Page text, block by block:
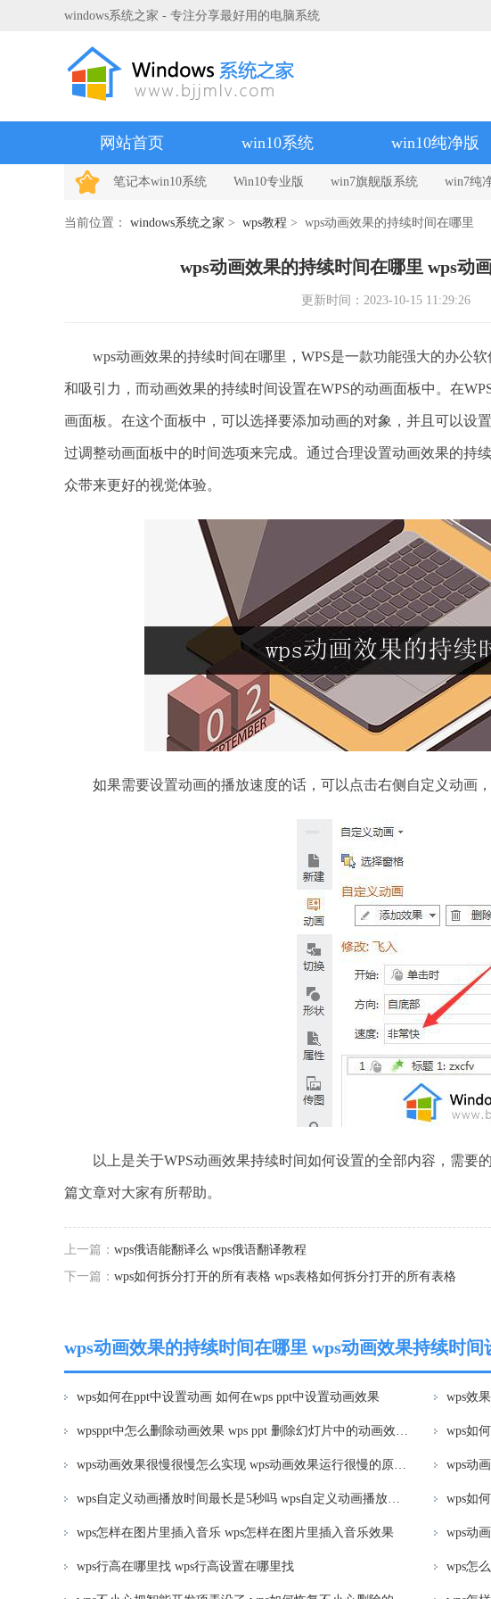
windows系统之家 - 专注分享最好用的电脑系统
网站首页 win10系统 win10纯净版
笔记本win10系统 Win10专业版 win7旗舰版系统 win7纯
当前位置： windows系统之家 > wps教程 > wps动画效果的持续时间在哪里
wps动画效果的持续时间在哪里 wps动
更新时间：2023-10-15 11:29:26
wps动画效果的持续时间在哪里，WPS是一款功能强大的办公软
和吸引力，而动画效果的持续时间设置在WPS的动画面板中。在
画面板。在这个面板中，可以选择要添加动画的对象，并且可以设
过调整动画面板中的时间选项来完成。通过合理设置动画效果的持
众带来更好的视觉体验。
如果需要设置动画的播放速度的话，可以点击右侧自定义动画，
以上是关于WPS动画效果持续时间如何设置的全部内容，需要
篇文章对大家有所帮助。
上一篇： wps俄语能翻译么 wps俄语翻译教程
下一篇： wps如何拆分打开的所有表格 wps表格如何拆分打开的所有表格
wps动画效果的持续时间在哪里 wps动画效果持续时
wps如何在ppt中设置动画 如何在wps ppt中设置动画效果
wpsppt中怎么删除动画效果 wps ppt 删除幻灯片中的动画效果方法 wps如
wps动画效果很慢很慢怎么实现 wps动画效果运行很慢的原因及解决方法 wps动
wps自定义动画播放时间最长是5秒吗 wps自定义动画播放时间最长是多少秒 wps如
wps怎样在图片里插入音乐 wps怎样在图片里插入音乐效果 wps动
wps行高在哪里找 wps行高设置在哪里找 wps怎